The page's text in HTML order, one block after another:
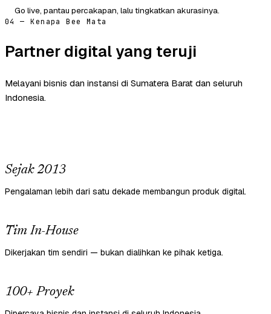
Go live, pantau percakapan, lalu tingkatkan akurasinya.
04 — Kenapa Bee Mata
Partner digital yang teruji
Melayani bisnis dan instansi di Sumatera Barat dan seluruh
Indonesia.
Sejak 2013
Pengalaman lebih dari satu dekade membangun produk digital.
Tim In-House
Dikerjakan tim sendiri — bukan dialihkan ke pihak ketiga.
100+ Proyek